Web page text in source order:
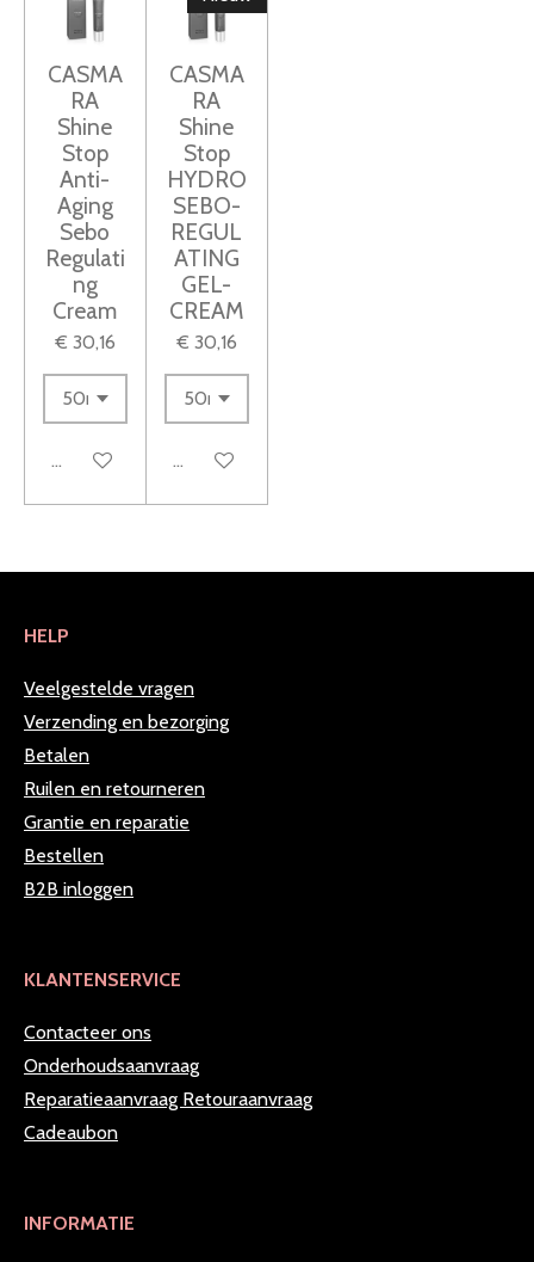
e
n n
e
n
CASMA
RA
Shine
Stop
Anti-
Aging
Sebo
Regulati
ng
Cream
€ 30,16
In winkelwagen
CASMA
RA
Shine
Stop
HYDRO
SEBO-
REGUL
ATING
GEL-
CREAM
€ 30,16
In winkelwagen
HELP
Veelgestelde vragen
Verzending en bezorging
Betalen
Ruilen en retourneren
Grantie en reparatie
Bestellen
B2B inloggen
KLANTENSERVICE
Contacteer ons
Onderhoudsaanvraag
Reparatieaanvraag Retouraanvraag
Cadeaubon
INFORMATIE